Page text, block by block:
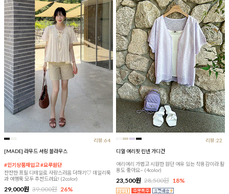
리뷰:64
[MADE] 라무드 셔링 블라우스
#인기상품재입고 #요루원단
잔잔한 프릴 디테일로 사랑스러움 더하기♡ 데일리룩
과 여행룩 모두 추천드려요! (2color)
29,000원 39,000원 26%
리뷰:22
디얼 여리핏 린넨 가디건
여리여리 가볍고 시원한 원단 여유 있는 착용감이라 활
용도 좋아요~ (4color)
23,500원 28,500원 18%